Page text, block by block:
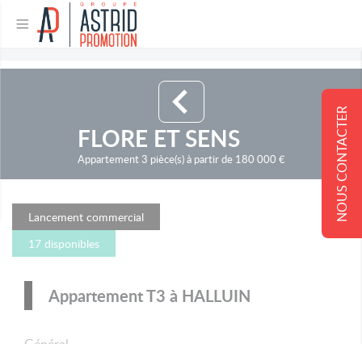
NOUS CONTACTER
FLORE ET SENS
Appartement 3 pièce(s) à partir de 180 000 €
Lancement commercial
17 disponibles
Appartement T3 à HALLUIN